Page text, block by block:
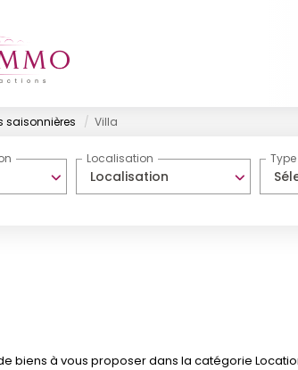
saisonnières Villa
Localisation
Localisation
biens à vous proposer dans la catégorie